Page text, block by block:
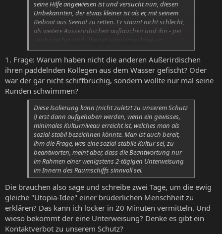
seine Hilfe angewiesen ist und versucht nun, diesen
Unbekannten, der etwas kleiner ist als er, mit seinem
Beiboot aus Seenot zu retten. Er staunt nicht schlecht,
als weitere Ausserirdischen auftauchen und ihn - per
Lautsprecher und Übersetzungsmaschine - in
englischer Sprache ansprechen.
1. Frage: Warum haben nicht die anderen Außerirdischen
ihren paddelnden Kollegen aus dem Wasser gefischt? Oder
war der gar nicht schiffbrüchig, sondern wollte nur mal seine
Runden schwimmen?
Diese Isolierung kann (nicht zuletzt zu unserem Schutz
!) erst dann aufgehoben werden, wenn ein gewisses,
minimales Kulturniveau erreicht ist, welches man als
sozial-stabil bezeichnen könnte. Man ist auch bereit,
ihm die Frage, was eine sozial-stabile Kultur sei, zu
beantworten, meint aber, dass die Beantwortung nur
im Rahmen einer wenigstens 2-tägigen Unterweisung
im Innern des Raumschiffs sinnvoll sei.
Die brauchen also sage und schreibe zwei Tage, um die ewig
gleiche "Utopia-Idee" einer brüderlichen Menschheit zu
erklären? Das kann ich locker in 20 Minuten vermitteln. Und
wieso bekommt der eine Unterweisung? Denke es gibt ein
Kontaktverbot zu unserem Schutz?